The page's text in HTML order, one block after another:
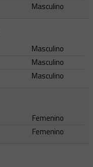
Masculino
Masculino
Masculino
Masculino
Femenino
Femenino